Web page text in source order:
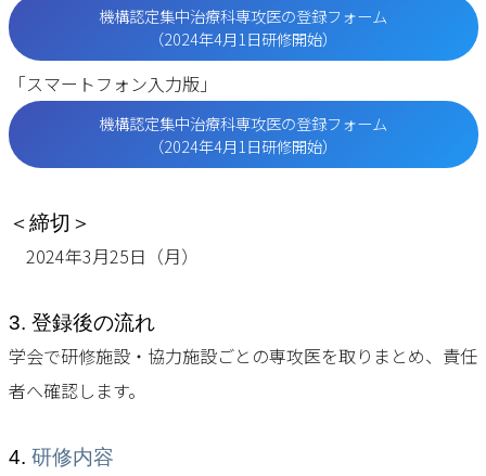
機構認定集中治療科専攻医の登録フォーム
（2024年4月1日研修開始）
「スマートフォン入力版」
機構認定集中治療科専攻医の登録フォーム
（2024年4月1日研修開始）
＜締切＞
2024年3月25日（月）
3. 登録後の流れ
学会で研修施設・協力施設ごとの専攻医を取りまとめ、責任
者へ確認します。
4. 研修内容